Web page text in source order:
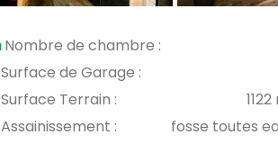
Nombre de chambre :
Surface de Garage :
Surface Terrain :
Assainissement :
fosse toutes